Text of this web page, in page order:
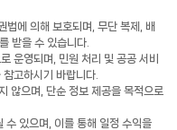
법에 의해 보호되며, 무단 복제, 배
받을 수 있습니다.
운영되며, 민원 처리 및 공공 서비
고하시기 바랍니다.
않으며, 단순 정보 제공을 목적으로
수 있으며, 이를 통해 일정 수익을